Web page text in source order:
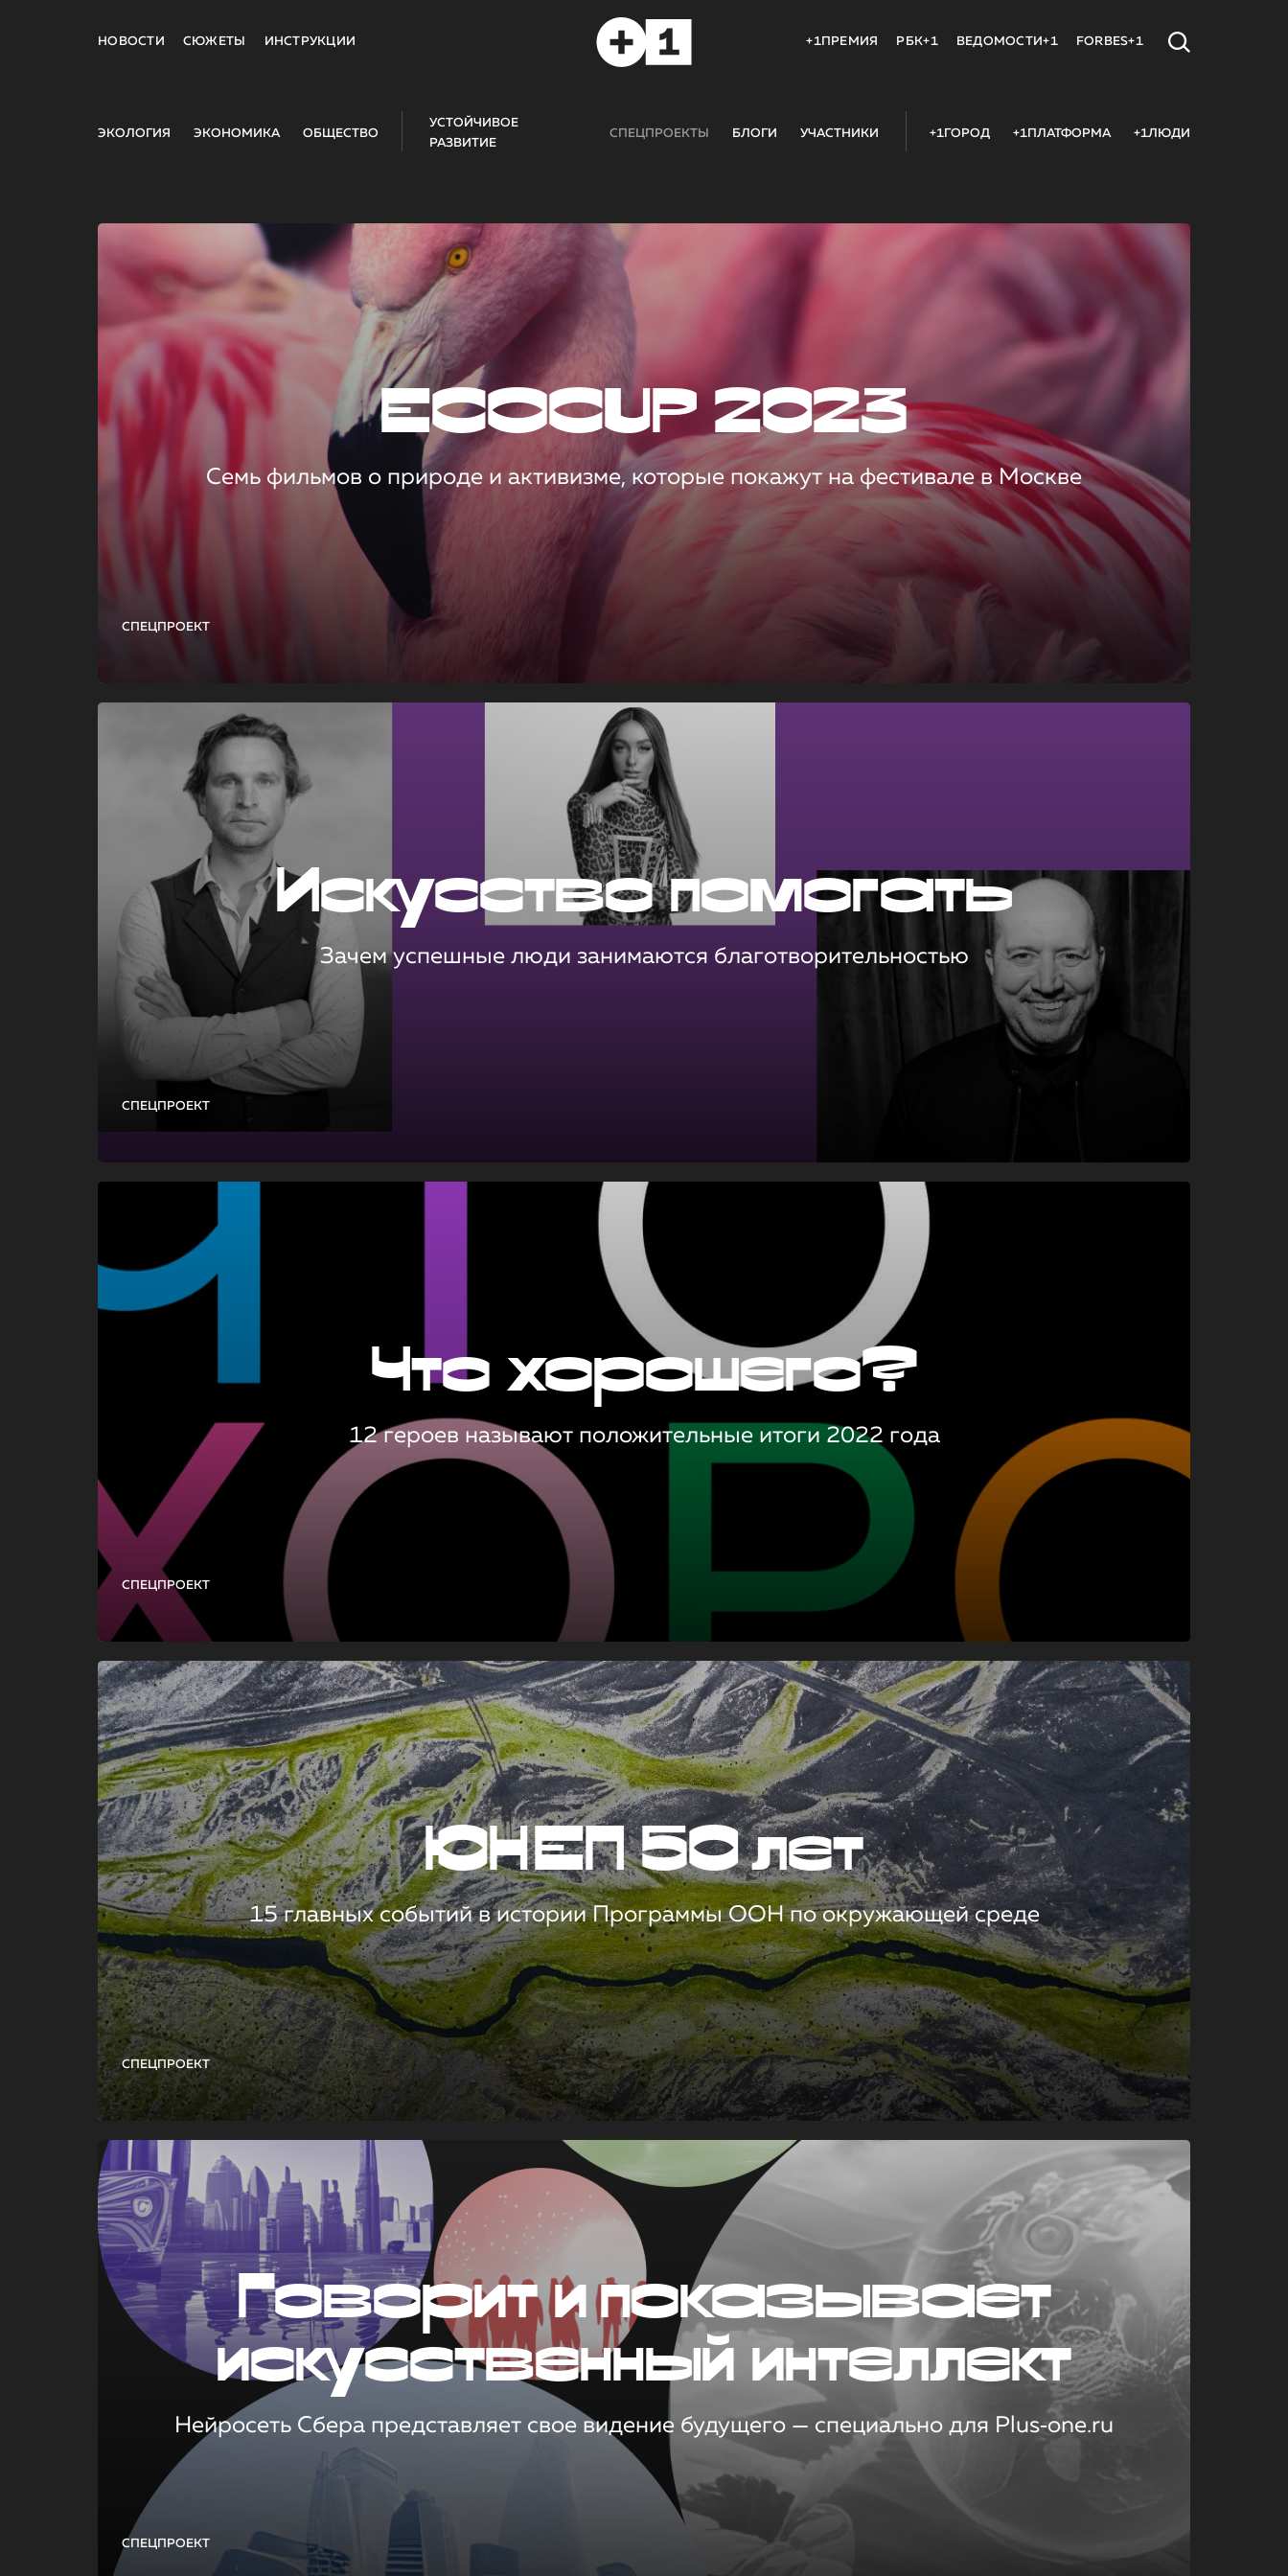
НОВОСТИ СЮЖЕТЫ ИНСТРУКЦИИ +1ПРЕМИЯ РБК+1 ВЕДОМОСТИ+1 FORBES+1
ЭКОЛОГИЯ ЭКОНОМИКА ОБЩЕСТВО
УСТОЙЧИВОЕ
РАЗВИТИЕ
СПЕЦПРОЕКТЫ БЛОГИ УЧАСТНИКИ +1ГОРОД +1ПЛАТФОРМА +1ЛЮДИ
СПЕЦПРОЕКТ
ECOCUP 2023
Семь фильмов о природе и активизме, которые покажут на фестивале в Москве
СПЕЦПРОЕКТ
Искусство помогать
Зачем успешные люди занимаются благотворительностью
СПЕЦПРОЕКТ
Что хорошего?
12 героев называют положительные итоги 2022 года
СПЕЦПРОЕКТ
ЮНЕП 50 лет
15 главных событий в истории Программы ООН по окружающей среде
СПЕЦПРОЕКТ
Говорит и показывает
искусственный интеллект
Нейросеть Сбера представляет свое видение будущего — специально для Plus‑one.ru